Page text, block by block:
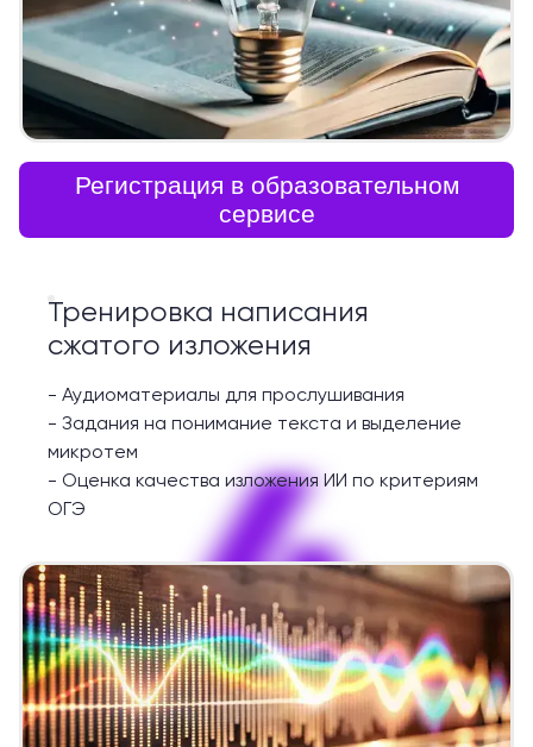
Регистрация в образовательном
сервисе
4
Тренировка написания
сжатого изложения
- Аудиоматериалы для прослушивания
- Задания на понимание текста и выделение
микротем
- Оценка качества изложения ИИ по критериям
ОГЭ